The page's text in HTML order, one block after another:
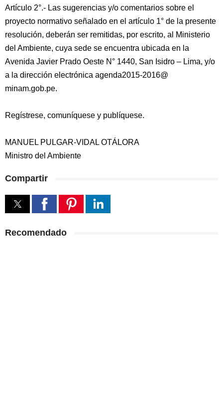
Artículo 2°.- Las sugerencias y/o comentarios sobre el
proyecto normativo señalado en el artículo 1° de la presente
resolución, deberán ser remitidas, por escrito, al Ministerio
del Ambiente, cuya sede se encuentra ubicada en la
Avenida Javier Prado Oeste N° 1440, San Isidro – Lima, y/o
a la dirección electrónica agenda2015-2016@
minam.gob.pe.
Regístrese, comuníquese y publíquese.
MANUEL PULGAR-VIDAL OTÁLORA
Ministro del Ambiente
Compartir
Recomendado